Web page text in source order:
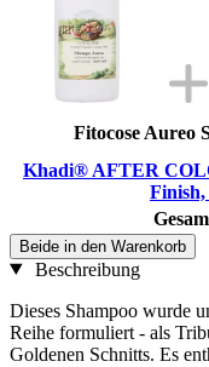
Fitocose Aureo
Khadi® AFTER
Finish,
Beide in den Warenkorb
Beschreibung
Dieses Shampoo wurde
Reihe formuliert - als
Goldenen Schnitts. Es